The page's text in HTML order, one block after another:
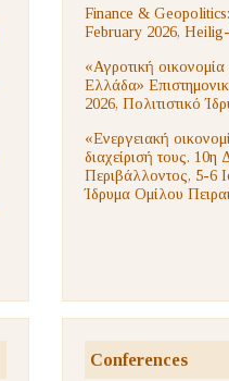
Finance &
February 2026,
«Αγροτική οικονομία
Ελλάδα»
2026, Πολιτιστικό
«Ενεργειακή
διαχείρισή τους. 10η
Περιβάλλοντος, 5-6
Ίδρυμα Ομίλου
Conferences